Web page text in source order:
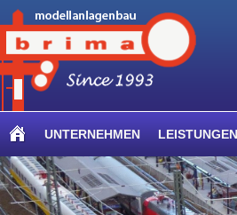
UNTERNEHMEN LEISTUNGEN